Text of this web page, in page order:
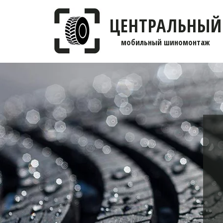
ЦЕНТРАЛЬНЫЙ
мобильны­­й шиномонтаж